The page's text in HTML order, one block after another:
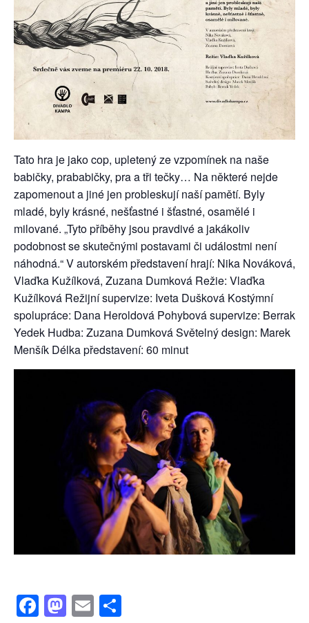
Tato hra je jako cop, upletený ze vzpomínek na naše
babičky, prababičky, pra a tři tečky… Na některé nejde
zapomenout a jiné jen probleskují naší pamětí. Byly
mladé, byly krásné, nešťastné i šťastné, osamělé i
milované. „Tyto příběhy jsou pravdivé a jakákoliv
podobnost se skutečnými postavami či událostmi není
náhodná.“ V autorském představení hrají: Nika Nováková,
Vlaďka Kužílková, Zuzana Dumková Režie: Vlaďka
Kužílková Režijní supervize: Iveta Dušková Kostýmní
spolupráce: Dana Heroldová Pohybová supervize: Berrak
Yedek Hudba: Zuzana Dumková Světelný design: Marek
Menšík Délka představení: 60 minut
Facebook
Mastodon
Email